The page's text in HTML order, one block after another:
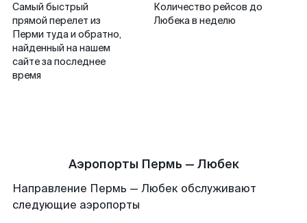
Самый быстрый
прямой перелет из
Перми туда и обратно,
найденный на нашем
сайте за последнее
время
Количество рейсов до
Любека в неделю
Аэропорты Пермь — Любек
Направление Пермь — Любек обслуживают
следующие аэропорты